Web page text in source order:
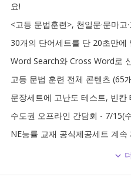
요!
<고등 문법훈련>, 천일문·문마
30개의 단어세트를 단 20초만에
Word Search와 Cross Word로
고등 문법 훈련 전체 콘텐츠 (65
문장세트에 고난도 테스트, 빈칸
수도권 오프라인 간담회 - 7/15(
NE능률 교재 공식제공세트 계속